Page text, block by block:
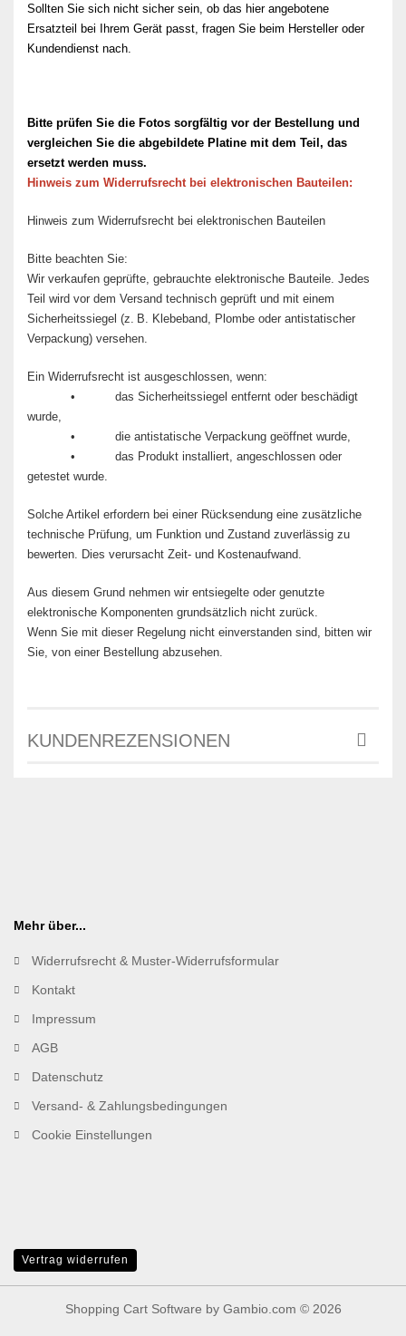
Sollten Sie sich nicht sicher sein, ob das hier angebotene
Ersatzteil bei Ihrem Gerät passt, fragen Sie beim Hersteller oder
Kundendienst nach.
Bitte prüfen Sie die Fotos sorgfältig vor der Bestellung und
vergleichen Sie die abgebildete Platine mit dem Teil, das
ersetzt werden muss.
Hinweis zum Widerrufsrecht bei elektronischen Bauteilen:
Hinweis zum Widerrufsrecht bei elektronischen Bauteilen
Bitte beachten Sie:
Wir verkaufen geprüfte, gebrauchte elektronische Bauteile. Jedes
Teil wird vor dem Versand technisch geprüft und mit einem
Sicherheitssiegel (z. B. Klebeband, Plombe oder antistatischer
Verpackung) versehen.
Ein Widerrufsrecht ist ausgeschlossen, wenn:
• das Sicherheitssiegel entfernt oder beschädigt
wurde,
• die antistatische Verpackung geöffnet wurde,
• das Produkt installiert, angeschlossen oder
getestet wurde.
Solche Artikel erfordern bei einer Rücksendung eine zusätzliche
technische Prüfung, um Funktion und Zustand zuverlässig zu
bewerten. Dies verursacht Zeit- und Kostenaufwand.
Aus diesem Grund nehmen wir entsiegelte oder genutzte
elektronische Komponenten grundsätzlich nicht zurück.
Wenn Sie mit dieser Regelung nicht einverstanden sind, bitten wir
Sie, von einer Bestellung abzusehen.
KUNDENREZENSIONEN
Mehr über...
Widerrufsrecht & Muster-Widerrufsformular
Kontakt
Impressum
AGB
Datenschutz
Versand- & Zahlungsbedingungen
Cookie Einstellungen
Vertrag widerrufen
Shopping Cart Software by Gambio.com © 2026